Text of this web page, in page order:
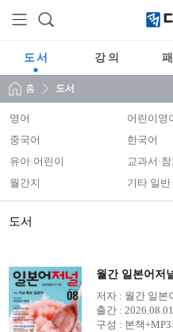
도 서 강 의
홈 도서
영어 어린이영
중국어
한국어
유아·어린이
교과서·
월간지
기타 일반
도서
월간 일본어저
저자 : 월간 일본
출간 : 2026.08.01
구성 : 본책